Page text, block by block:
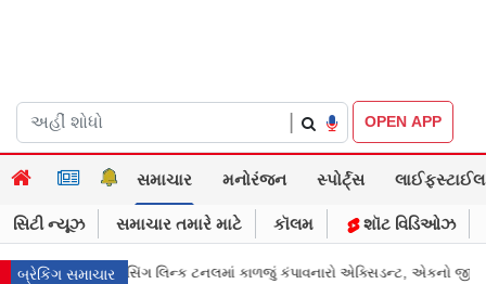
OPEN APP
સમાચાર મનોરંજન સ્પોર્ટ્સ લાઈફસ્ટાઈલ
સિટી ન્યૂઝ સમાચાર તમારે માટે કૉલમ શૉટ વિડિઓઝ
બ્રેકિંગ સમાચાર
કંપાવનારો એક્સિડન્ટ, એકનો જીવ ગયો Gujarat News: મોરબીમાં મેજિક!